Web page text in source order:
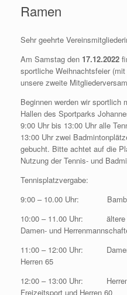
Ramen
Sehr geehrte
Am Samstag den 17.12.2022
sportliche Weihnachtsfeier
unsere zweite
Beginnen werden wir sportlich
Hallen des Sportparks
9:00 Uhr bis 13:00 Uhr alle
13:00 Uhr zwei
gebucht. Bitte achtet auf die
Nutzung der Tennis- und
Tennisplatzvergabe:
9:00 – 10.00 Uhr:
10:00 – 11.00 Uhr: ältere
Damen- und
11:00 – 12:00 Uhr: Damen
Herren 65
12:00 – 13:00 Uhr: Herren
Freizeitsport und Herren 60